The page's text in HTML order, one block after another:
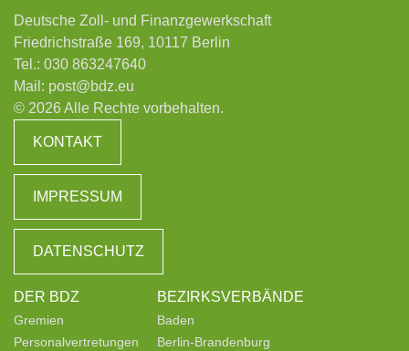
Deutsche Zoll- und Finanzgewerkschaft
Friedrichstraße 169, 10117 Berlin
Tel.: 030 863247640
Mail: post@bdz.eu
© 2026 Alle Rechte vorbehalten.
KONTAKT
IMPRESSUM
DATENSCHUTZ
DER BDZ
Gremien
Personalvertretungen
BEZIRKSVERBÄNDE
Baden
Berlin-Brandenburg